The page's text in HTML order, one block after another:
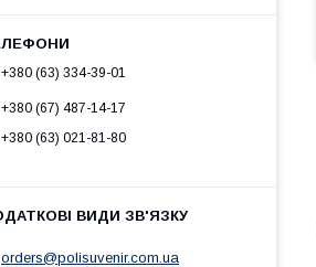
+380 (63) 334-39-01
+380 (67) 487-14-17
+380 (63) 021-81-80
orders@polisuvenir.com.ua